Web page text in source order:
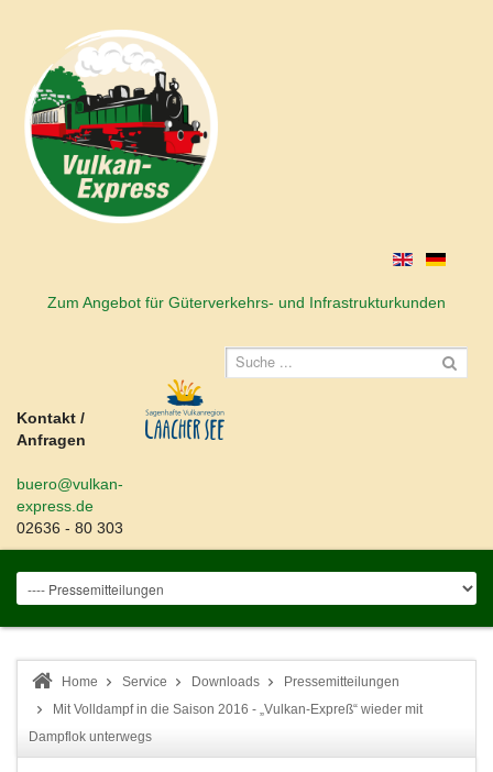
Zum Angebot für Güterverkehrs- und Infrastrukturkunden
Kontakt /
Anfragen
buero@vulkan-
express.de
02636 - 80 303
Home Service Downloads
Pressemitteilungen
Mit Volldampf in die Saison 2016 - „Vulkan-Expreß“ wieder mit
Dampflok unterwegs